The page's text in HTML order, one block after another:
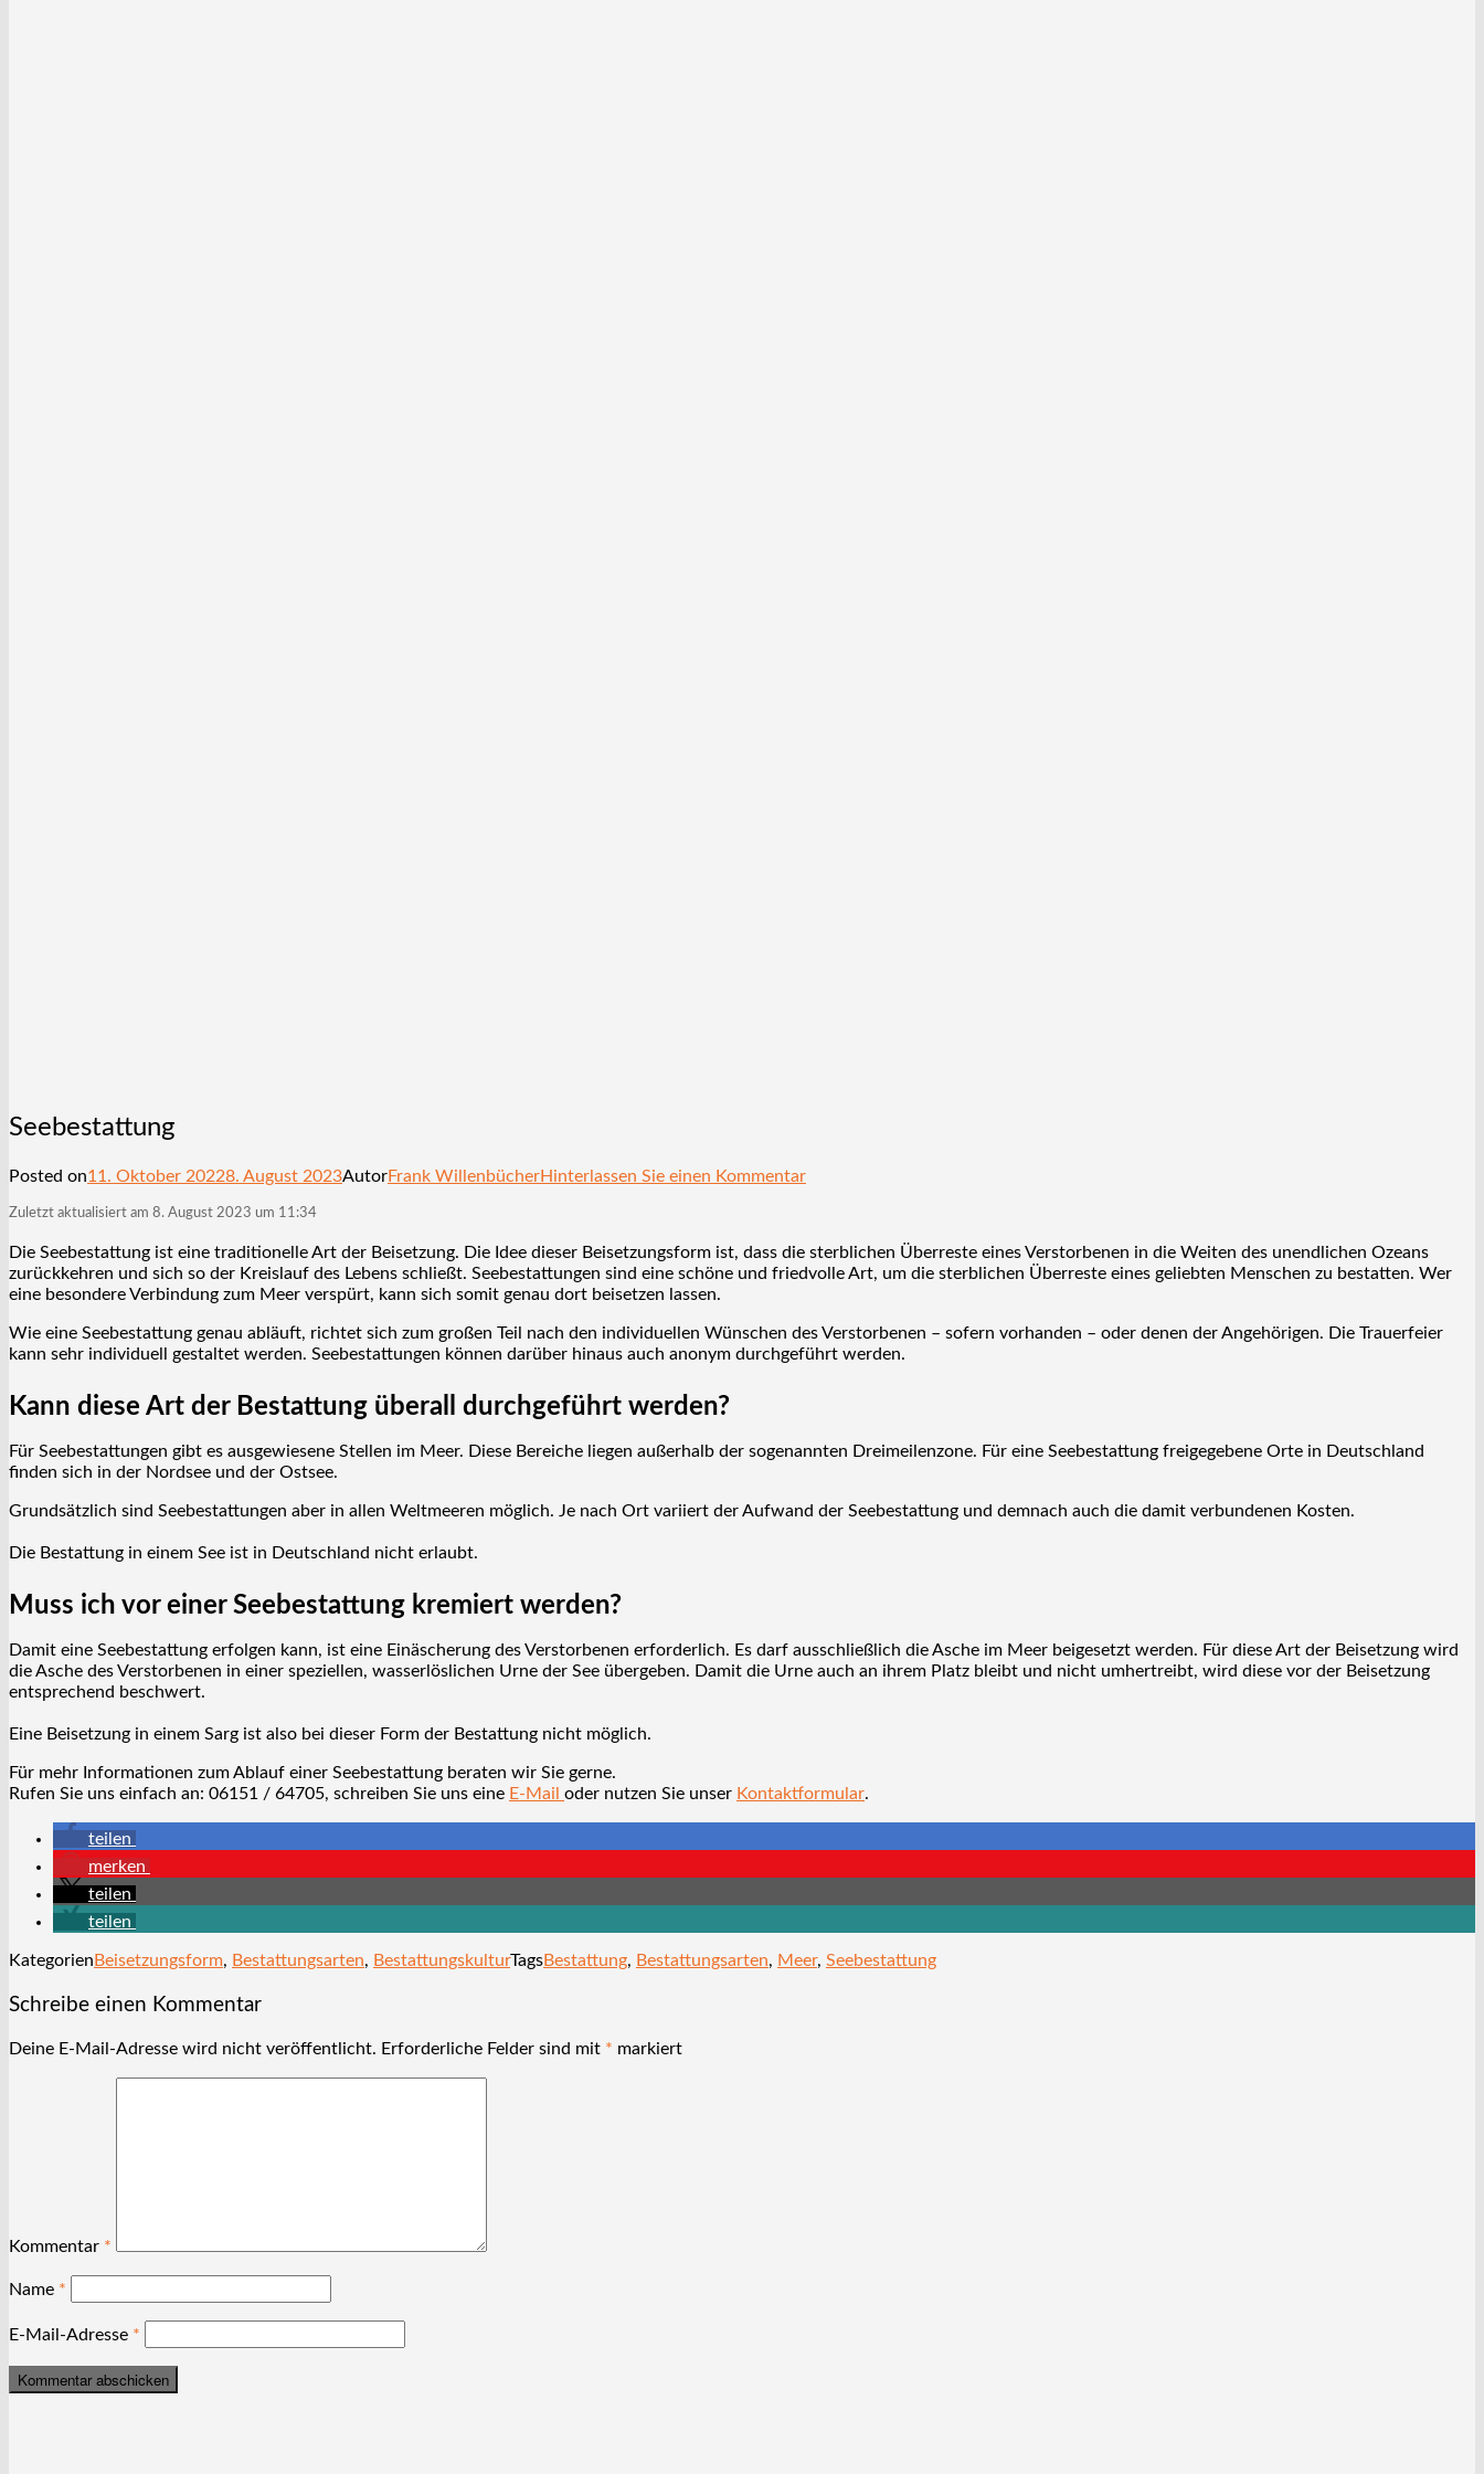
Seebestattung
Posted on11. Oktober 20228. August 2023AutorFrank WillenbücherHinterlassen Sie einen Kommentar
Zuletzt aktualisiert am 8. August 2023 um 11:34
Die Seebestattung ist eine traditionelle Art der Beisetzung. Die Idee dieser Beisetzungsform ist, dass die sterblichen Überreste eines Verstorbenen in die Weiten des unendlichen Ozeans
zurückkehren und sich so der Kreislauf des Lebens schließt. Seebestattungen sind eine schöne und friedvolle Art, um die sterblichen Überreste eines geliebten Menschen zu bestatten. Wer
eine besondere Verbindung zum Meer verspürt, kann sich somit genau dort beisetzen lassen.
Wie eine Seebestattung genau abläuft, richtet sich zum großen Teil nach den individuellen Wünschen des Verstorbenen – sofern vorhanden – oder denen der Angehörigen. Die Trauerfeier
kann sehr individuell gestaltet werden. Seebestattungen können darüber hinaus auch anonym durchgeführt werden.
Kann diese Art der Bestattung überall durchgeführt werden?
Für Seebestattungen gibt es ausgewiesene Stellen im Meer. Diese Bereiche liegen außerhalb der sogenannten Dreimeilenzone. Für eine Seebestattung freigegebene Orte in Deutschland
finden sich in der Nordsee und der Ostsee.
Grundsätzlich sind Seebestattungen aber in allen Weltmeeren möglich. Je nach Ort variiert der Aufwand der Seebestattung und demnach auch die damit verbundenen Kosten.
Die Bestattung in einem See ist in Deutschland nicht erlaubt.
Muss ich vor einer Seebestattung kremiert werden?
Damit eine Seebestattung erfolgen kann, ist eine Einäscherung des Verstorbenen erforderlich. Es darf ausschließlich die Asche im Meer beigesetzt werden. Für diese Art der Beisetzung wird
die Asche des Verstorbenen in einer speziellen, wasserlöslichen Urne der See übergeben. Damit die Urne auch an ihrem Platz bleibt und nicht umhertreibt, wird diese vor der Beisetzung
entsprechend beschwert.
Eine Beisetzung in einem Sarg ist also bei dieser Form der Bestattung nicht möglich.
Für mehr Informationen zum Ablauf einer Seebestattung beraten wir Sie gerne.
Rufen Sie uns einfach an: 06151 / 64705, schreiben Sie uns eine E-Mail oder nutzen Sie unser Kontaktformular.
teilen
merken
teilen
teilen
Kategorien Beisetzungsform, Bestattungsarten, BestattungskulturTagsBestattung, Bestattungsarten, Meer, Seebestattung
Schreibe einen Kommentar
Deine E-Mail-Adresse wird nicht veröffentlicht. Erforderliche Felder sind mit * markiert
Kommentar *
Name *
E-Mail-Adresse *